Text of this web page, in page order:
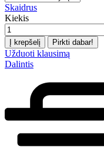
Skaidrus
Kiekis
Į krepšelį
Pirkti dabar!
Užduoti klausimą
Dalintis